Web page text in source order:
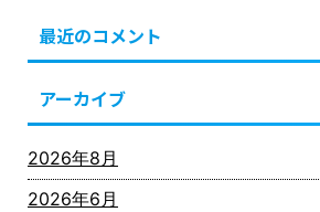
最近のコメント
アーカイブ
2026年8月
2026年6月